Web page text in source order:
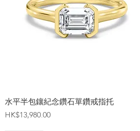
水平半包鑲紀念鑽石單鑽戒指托
價格
HK$13,980.00